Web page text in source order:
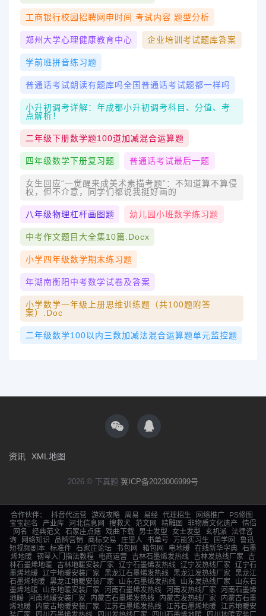
工商银行校园招聘网申时间 考试内容 题型分析
郑州大学心理健康教育中心 企业培训考试题库答案
学前班拼音练习题
普通话考试朗读有题库吗全国普通话考试题都一样吗
小升初调考详解：年成都小升初调考科目、分值、考
点解析！
二年级下册数学题100道加减混合运算题
四年级数学下册复习题 普通话考试最后一题
女生回应“一觉醒来成美术素描考题”：不知道算不算侵
权，但不介意，同学们都说我挺好画的
八年级物理杠杆画图题 幼儿园小班数学练习题
中考作文题目大全集10篇.docx
小学四年级数学期末练习题
年湖南衡阳中考数学试卷及答案
小学数学一年级上册思维训练题（共100题附答
案）.doc
二年级数学100以内三数加减法混合运算题单元监控题
资讯 XML地图
2026 © 下真题 冀ICP备2023006999号
合作伙伴： 抖音代运营 游戏攻略 周易 易经 代理招生 网络推广
PS修图
宝宝起名
产业库 河北信息网 搜救犬 范文网 精雕图 非物质文化遗产
情侣
网名
经典范文 石家庄点痣 戏曲下载 男士发型 女士发型 玄机派
法律咨
询
网络知识 品牌营销 商标交易 庄里人 书单号 万能实习生 国学网
鲁迅
短视频剧本 标准件 石家庄论坛 书包网 箱包网 电地暖 在线新华字典 石墨
烯地暖 钢琴入门指法教程 电商运营 吉林石墨烯发热线 吉林发热线厂家
吉
林石墨烯地暖
吉林地暖安装厂家 辽宁石墨烯发热线 辽宁发热线厂家
辽宁石
墨烯地暖 辽宁地暖安装厂家 黑龙江石墨烯发热线 黑龙江发热线厂家
黑龙江
石墨烯地暖 黑龙江地暖安装厂家 山东石墨烯发热线 山东发热线厂家
山东石
墨烯地暖
山东地暖安装厂家 河南石墨烯发热线 河南发热线厂家
河南石墨烯
地暖 河南地暖安装厂家 内蒙古石墨烯发热线 内蒙古发热线厂家
内蒙古石墨
烯地暖
内蒙古地暖安装厂家 江苏石墨烯发热线 江苏石墨烯地暖
江苏地暖安